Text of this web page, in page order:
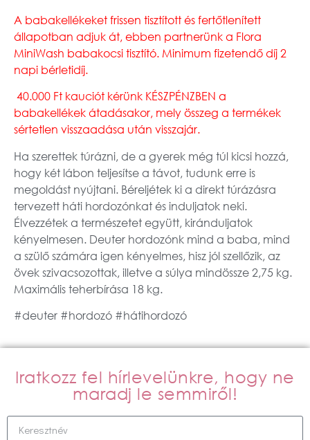
A babakellékeket frissen tisztított és fertőtlenített
állapotban adjuk át, ebben partnerünk a Flora
MiniWash babakocsi tisztító. Minimum fizetendő díj 2
napi bérletidíj.
40.000 Ft kauciót kérünk KÉSZPÉNZBEN a
babakellékek átadásakor, mely összeg a termékek
sértetlen visszaadása után visszajár.
Ha szerettek túrázni, de a gyerek még túl kicsi hozzá,
hogy két lábon teljesítse a távot, tudunk erre is
megoldást nyújtani. Béreljétek ki a direkt túrázásra
tervezett háti hordozónkat és induljatok neki.
Élvezzétek a természetet együtt, kiránduljatok
kényelmesen. Deuter hordozónk mind a baba, mind
a szülő számára igen kényelmes, hisz jól szellőzik, az
övek szivacsozottak, illetve a súlya mindössze 2,75 kg.
Maximális teherbírása 18 kg.
#deuter #hordozó #hátihordozó
Iratkozz fel hírlevelünkre, hogy ne
maradj le semmiről!